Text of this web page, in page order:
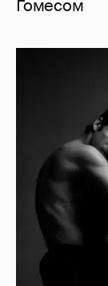
Гомесом